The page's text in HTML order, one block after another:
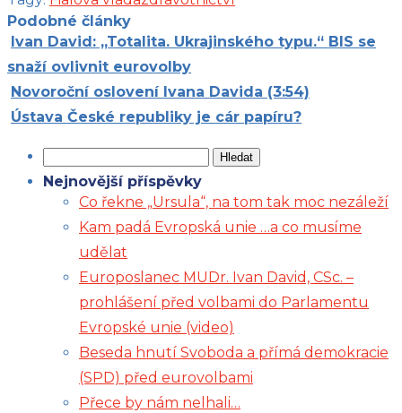
Podobné články
Ivan David: „Totalita. Ukrajinského typu.“ BIS se
snaží ovlivnit eurovolby
Novoroční oslovení Ivana Davida (3:54)
Ústava České republiky je cár papíru?
Nejnovější příspěvky
Co řekne „Ursula“, na tom tak moc nezáleží
Kam padá Evropská unie …a co musíme
udělat
Europoslanec MUDr. Ivan David, CSc. –
prohlášení před volbami do Parlamentu
Evropské unie (video)
Beseda hnutí Svoboda a přímá demokracie
(SPD) před eurovolbami
Přece by nám nelhali…